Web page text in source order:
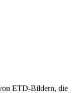
ETD-Bildern, die